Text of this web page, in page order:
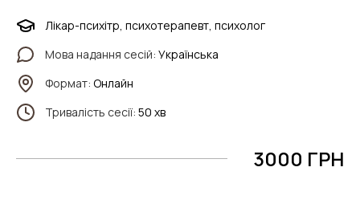
Лікар-психітр, психотерапевт, психолог
Мова надання сесій: Українська
Формат: Онлайн
Тривалість сесії: 50 хв
3000 ГРН